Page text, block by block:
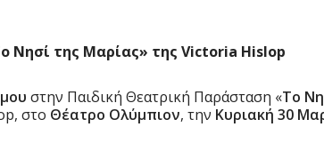
Νησί της Μαρίας» της Victoria Hislop
στην Παιδική Θεατρική Παράσταση «Το
στο Θέατρο Ολύμπιον, την Κυριακή 30